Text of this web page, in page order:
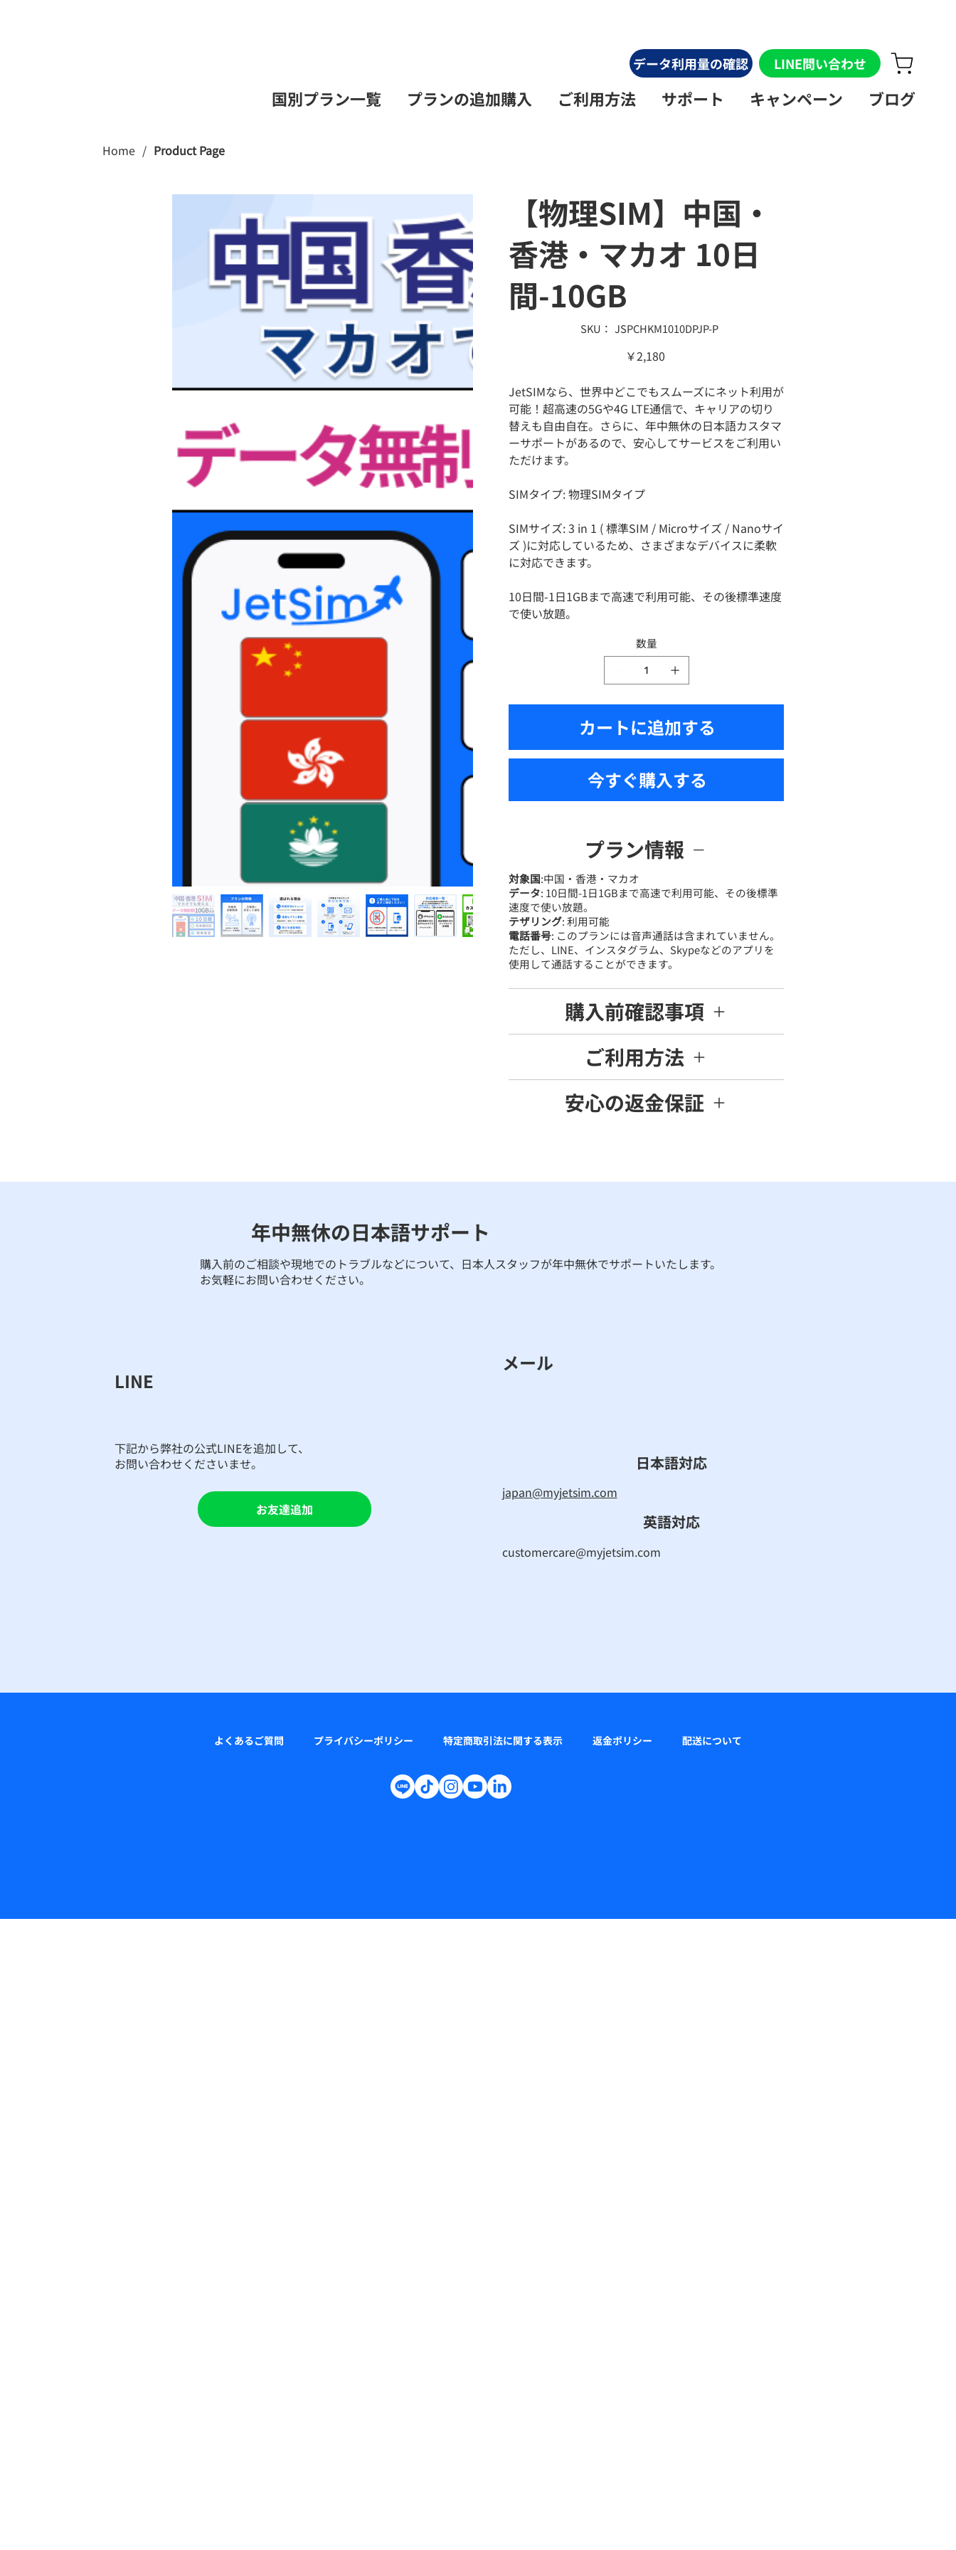
LINE問い合わせ
データ利用量の確認
国別プラン一覧 プランの追加購入 ご利用方法 サポート キャンペーン ブログ
Home / Product Page
【物理SIM】中国・
香港・マカオ 10日
間-10GB
SKU：
SKU：
JSPCHKM1010DPJP-
JSPCHKM1010DPJP-P
価
格
￥2,180
JetSIMなら、世界中どこでもスムーズにネット利用が
可能！超高速の5Gや4G LTE通信で、キャリアの切り
替えも自由自在。さらに、年中無休の日本語カスタマ
ーサポートがあるので、安心してサービスをご利用い
ただけます。
SIMタイプ: 物理SIMタイプ
SIMサイズ: 3 in 1 ( 標準SIM / Microサイズ / Nanoサイ
ズ )に対応しているため、さまざまなデバイスに柔軟
に対応できます。
10日間-1日1GBまで高速で利用可能、その後標準速度
で使い放題。
数量
カートに追加する
今すぐ購入する
プラン情報
対象国:中国・香港・マカオ
データ: 10日間-1日1GBまで高速で利用可能、その後標準
速度で使い放題。
テザリング: 利用可能
電話番号: このプランには音声通話は含まれていません。
ただし、LINE、インスタグラム、Skypeなどのアプリを
使用して通話することができます。
購入前確認事項
ご利用方法
安心の返金保証
よくあるご質問 プライバシーポリシー 特定商取引法に関する表示 返金ポリシー 配送について
LINE
お友達追加
​下記から弊社の公式LINEを追加して、
お問い合わせくださいませ。
メール
​日本語対応
japan@myjetsim.com
英語対応
customercare@myjetsim.com
年中無休の日本語サポート
購入前のご相談や現地でのトラブルなどについて、日本人スタッフが年中無休でサポートいたします。
お気軽にお問い合わせください。